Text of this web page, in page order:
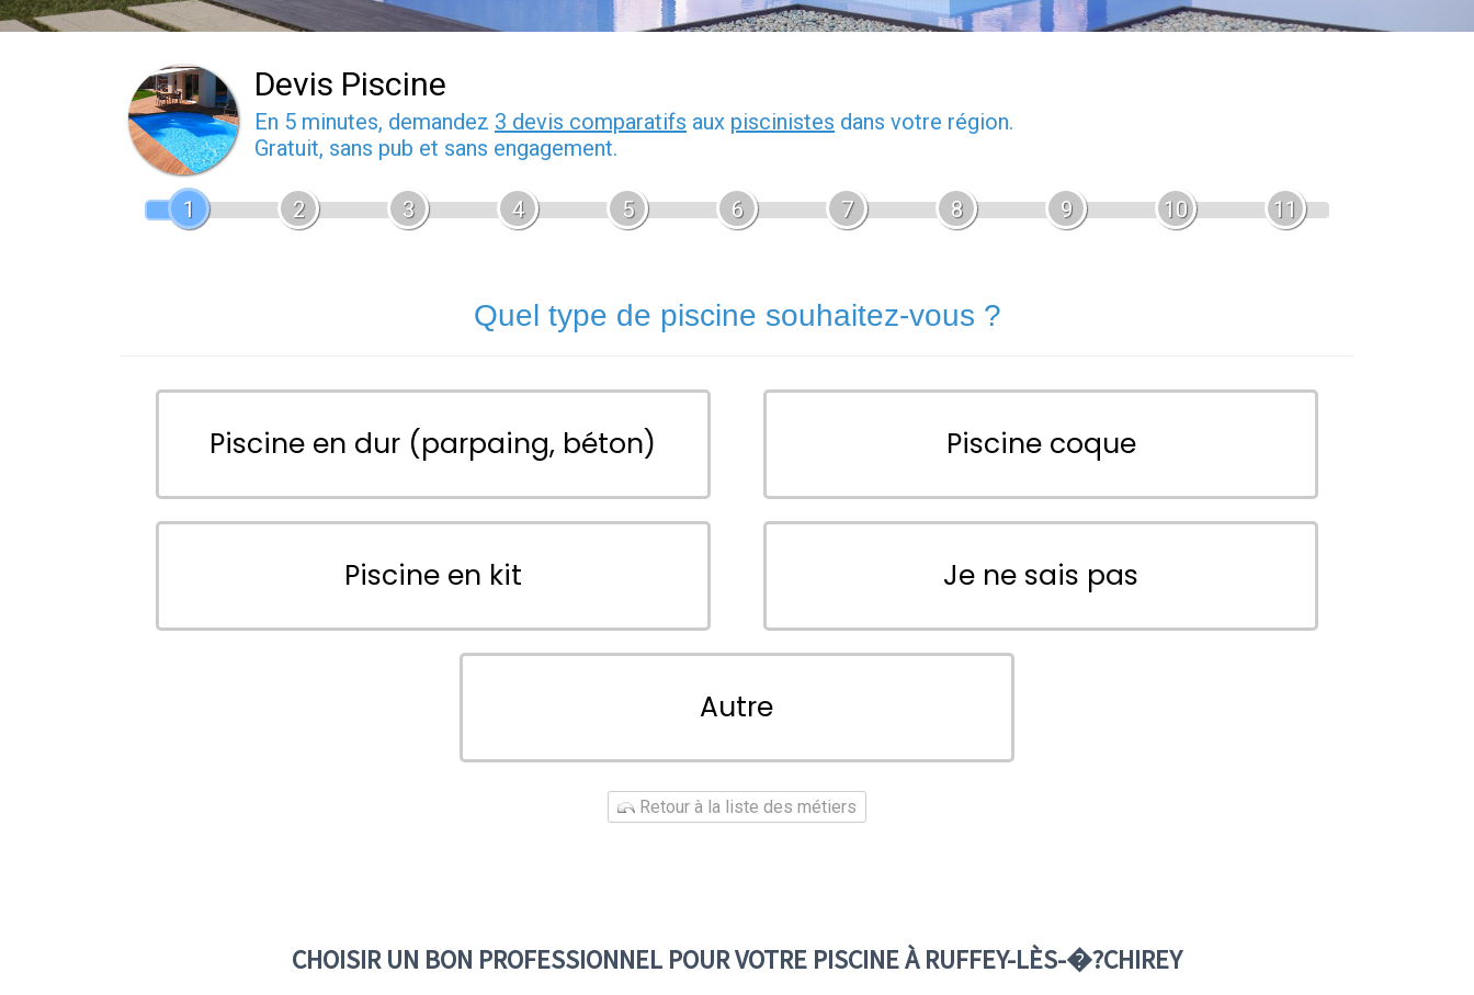
Devis Piscine
En 5 minutes, demandez 3 devis comparatifs aux piscinistes dans votre région.
Gratuit, sans pub et sans engagement.
1 2 3 4 5 6 7 8 9 10 11
Quel type de piscine souhaitez-vous ?
Piscine en dur (parpaing, béton) Piscine coque
Piscine en kit Je ne sais pas
Autre
Retour à la liste des métiers
CHOISIR UN BON PROFESSIONNEL POUR VOTRE PISCINE À RUFFEY-LÈS-�?CHIREY